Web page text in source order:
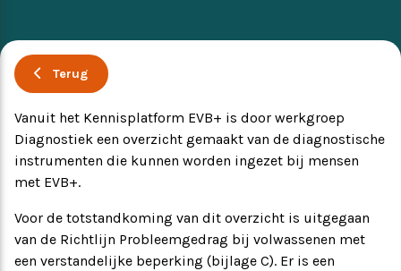
Producten
Toekomstvisie
EVB+ in beeld!
Partners
Terug
Vanuit het Kennisplatform EVB+ is door werkgroep
Diagnostiek een overzicht gemaakt van de diagnostische
instrumenten die kunnen worden ingezet bij mensen
met EVB+.
Voor de totstandkoming van dit overzicht is uitgegaan
van de Richtlijn Probleemgedrag bij volwassenen met
een verstandelijke beperking (bijlage C). Er is een